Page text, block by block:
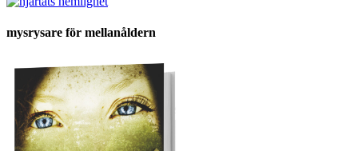
mysrysare för mellanåldern